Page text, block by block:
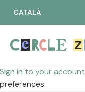
CATALÀ
Sign in to your account
preferences.